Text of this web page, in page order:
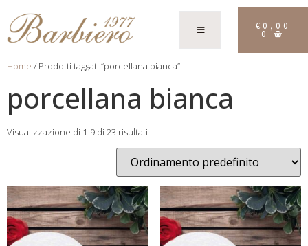
€ 0,00
0
Home / Prodotti taggati “porcellana bianca”
porcellana bianca
Visualizzazione di 1-9 di 23 risultati